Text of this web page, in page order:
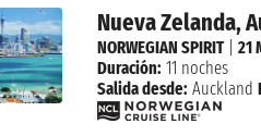
Nueva Zelanda,
NORWEGIAN SPIRIT|21
Duración: 11 noches
Salida desde: Auckland